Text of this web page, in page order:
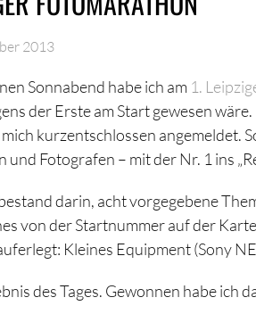
2013
Sonnabend habe ich am 1.
der Erste am Start gewesen
kurzentschlossen angemeldet.
und Fotografen – mit der Nr. 1 ins
darin, acht vorgegebene
von der Startnummer auf der
Kleines Equipment (Sony
des Tages. Gewonnen habe ich